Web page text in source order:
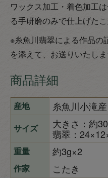
ワックス加工・着色加工
る手研磨のみで仕上げたこ
※糸魚川翡翠による作品の
を添えて、お送りいたしま
商品詳細
産地 糸魚川小滝
サイズ
大きさ：約
翡翠：
重量 約3g×2
作家 こたき